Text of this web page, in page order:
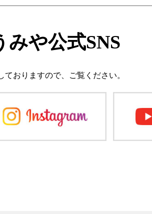
みや公式SNS
ておりますので、 ご覧ください。